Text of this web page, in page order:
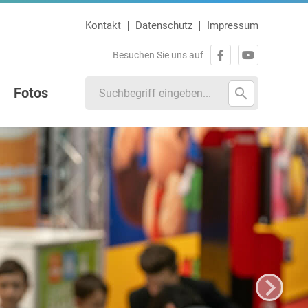
Kontakt Datenschutz Impressum
Besuchen Sie uns auf
search
Fotos